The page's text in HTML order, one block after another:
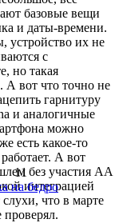
базовые вещи
и даты-времени.
устройство их не
с
но такая
А вот что точно не
гарнитуру
и аналогичные
можно
есть какое-то
А вот
без участия АА
интеграцией
что в марте
11
на бедро